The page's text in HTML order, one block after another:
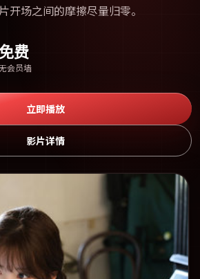
开场之间的摩擦尽量归零。
费
会员墙
立即播放
影片详情